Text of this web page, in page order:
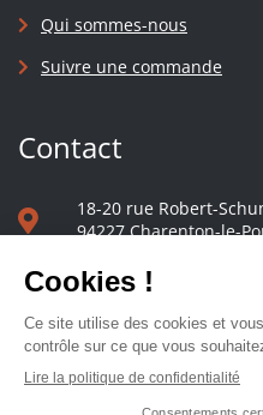
Qui sommes-nous
Suivre une commande
Contact
18-20 rue Robert-
94227 Charenton-le-
01 40 48 65 13
Nous écrire